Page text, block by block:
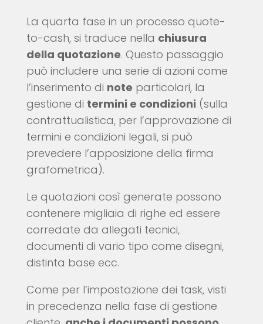
La quarta fase in un processo quote-
to-cash, si traduce nella chiusura
della quotazione. Questo passaggio
può includere una serie di azioni come
l’inserimento di note particolari, la
gestione di termini e condizioni (sulla
contrattualistica, per l’approvazione di
termini e condizioni legali, si può
prevedere l’apposizione della firma
grafometrica).
Le quotazioni così generate possono
contenere migliaia di righe ed essere
corredate da allegati tecnici,
documenti di vario tipo come disegni,
distinta base ecc.
Come per l’impostazione dei task, visti
in precedenza nella fase di gestione